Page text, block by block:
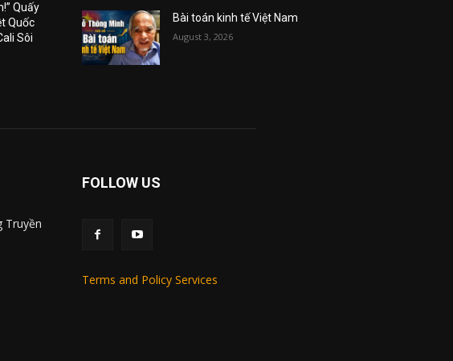
Quấy
Quốc
Sôi
Bài toán kinh tế Việt Nam
August 3, 2026
Truyền
FOLLOW US
Terms and Policy Services